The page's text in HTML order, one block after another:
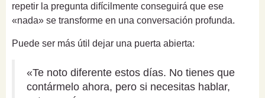
repetir la pregunta difícilmente conseguirá que ese
«nada» se transforme en una conversación profunda.
Puede ser más útil dejar una puerta abierta:
«Te noto diferente estos días. No tienes que
contármelo ahora, pero si necesitas hablar,